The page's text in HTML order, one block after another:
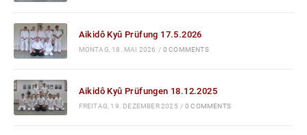
Aikidô Kyû Prüfung 17.5.2026
MONTAG, 18. MAI 2026 / 0 COMMENTS
Aikidô Kyû Prüfungen 18.12.2025
FREITAG, 19. DEZEMBER 2025 / 0 COMMENTS